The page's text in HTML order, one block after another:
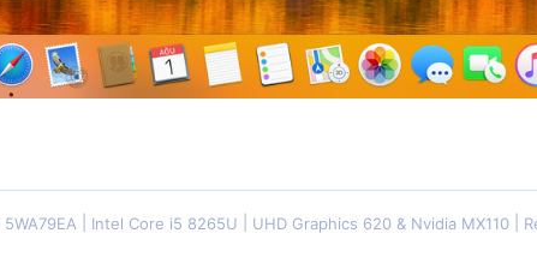
5WA79EA Intel Core i5 8265U UHD Graphics 620 & Nvidia MX110